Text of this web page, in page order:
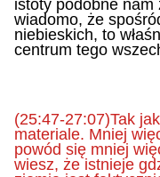
istoty podobne nam
wiadomo, że
niebieskich, to
centrum tego
(25:47-27:07)Tak
materiale. Mniej
powód się mniej
wiesz, że istnieje